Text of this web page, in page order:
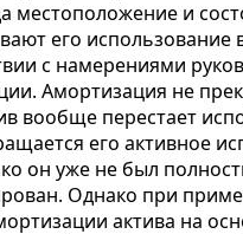
местоположение и
его использование
с намерениями
Амортизация не
вообще перестает
его активное
он уже не был
Однако при
актива на